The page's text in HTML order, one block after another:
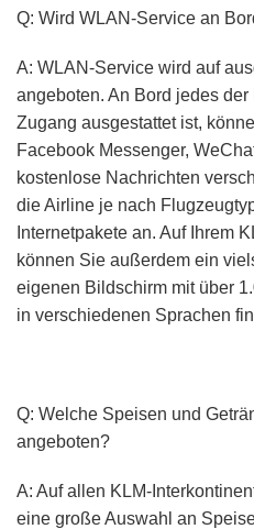
Q: Wird WLAN-Service an
A: WLAN-Service wird auf
angeboten. An Bord jedes
Zugang ausgestattet ist,
Facebook Messenger,
kostenlose Nachrichten
die Airline je nach
Internetpakete an. Auf Ihrem
können Sie außerdem ein
eigenen Bildschirm mit über
in verschiedenen Sprachen
Q: Welche Speisen und
angeboten?
A: Auf allen KLM-
eine große Auswahl an